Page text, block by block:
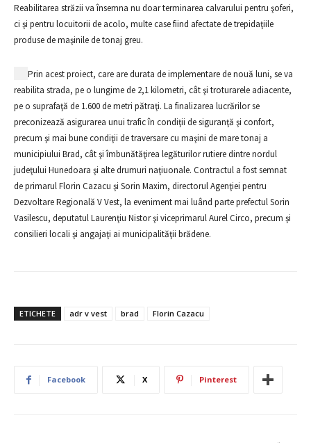
Reabilitarea străzii va însemna nu doar terminarea calvarului pentru şoferi,
ci şi pentru locuitorii de acolo, multe case fiind afectate de trepidaţiile
produse de maşinile de tonaj greu.
Prin acest proiect, care are durata de implementare de nouă luni, se va
reabilita strada, pe o lungime de 2,1 kilometri, cât şi troturarele adiacente,
pe o suprafaţă de 1.600 de metri pătraţi. La finalizarea lucrărilor se
preconizează asigurarea unui trafic în condiţii de siguranţă şi confort,
precum şi mai bune condiţii de traversare cu maşini de mare tonaj a
municipiului Brad, cât şi îmbunătăţirea legăturilor rutiere dintre nordul
judeţului Hunedoara şi alte drumuri naţiuonale. Contractul a fost semnat
de primarul Florin Cazacu şi Sorin Maxim, directorul Agenţiei pentru
Dezvoltare Regională V Vest, la eveniment mai luând parte prefectul Sorin
Vasilescu, deputatul Laurenţiu Nistor şi viceprimarul Aurel Circo, precum şi
consilieri locali şi angajaţi ai municipalităţii brădene.
ETICHETE adr v vest brad Florin Cazacu
Facebook X Pinterest